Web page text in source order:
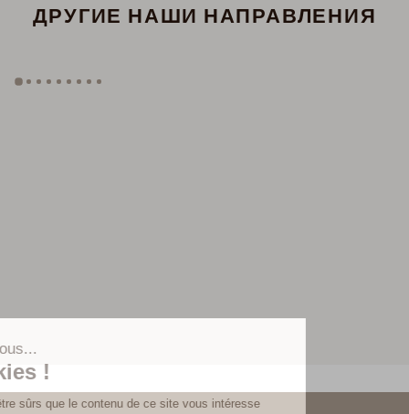
ДРУГИЕ НАШИ НАПРАВЛЕНИЯ